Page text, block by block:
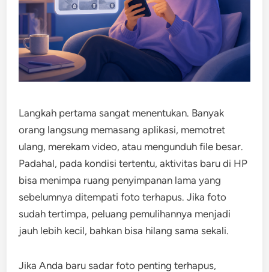
Langkah pertama sangat menentukan. Banyak
orang langsung memasang aplikasi, memotret
ulang, merekam video, atau mengunduh file besar.
Padahal, pada kondisi tertentu, aktivitas baru di HP
bisa menimpa ruang penyimpanan lama yang
sebelumnya ditempati foto terhapus. Jika foto
sudah tertimpa, peluang pemulihannya menjadi
jauh lebih kecil, bahkan bisa hilang sama sekali.
Jika Anda baru sadar foto penting terhapus,